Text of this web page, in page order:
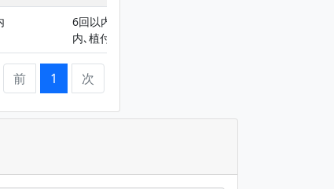
6回以内(種いもへの吹き付けは1回以
内､植付後は5回以内)
前 1 次